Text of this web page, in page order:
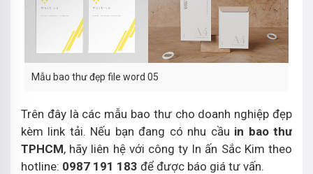
Mẫu bao thư đẹp file word 05
Trên đây là các mẫu bao thư cho doanh nghiệp đẹp
kèm link tải. Nếu bạn đang có nhu cầu in bao thư
TPHCM, hãy liên hệ với công ty In ấn Sắc Kim theo
hotline: 0987 191 183 để được báo giá tư vấn.